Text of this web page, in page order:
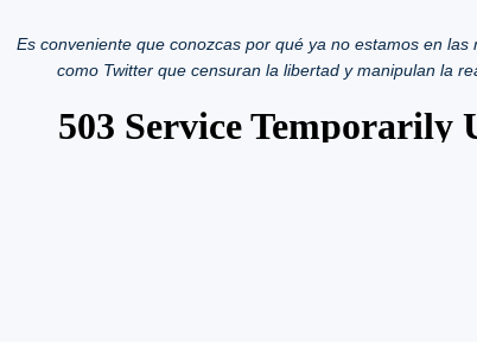
Es conveniente que conozcas por qué ya no estamos en
como Twitter que censuran la libertad y manipulan la